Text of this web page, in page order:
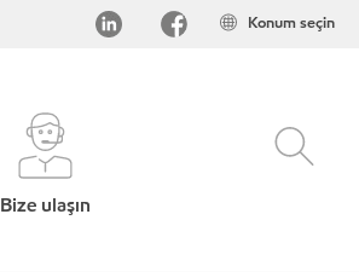
Konum seçin
Bize ulaşın